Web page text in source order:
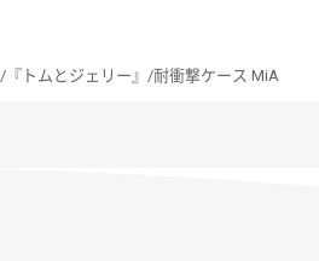
『トムとジェリー』/耐衝撃ケース MiA